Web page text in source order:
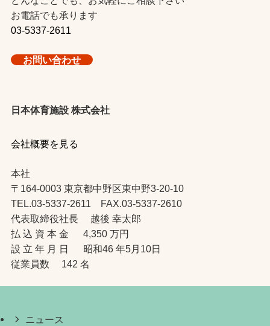
お電話でも承ります
03-5337-2611
お問い合わせ
日本体育施設 株式会社
会社概要を見る
本社
〒164-0003 東京都中野区東中野3-20-10
TEL.03-5337-2611 FAX.03-5337-2610
代表取締役社長 越後 幸太郎
払 込 資 本 金 4,350 万円
設 立 年 月 日 昭和46 年5月10日
従業員数 142 名
ニュース